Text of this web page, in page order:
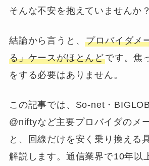
そんな不安を抱えていませんか？
結論から言うと、プロバイダメ
る」ケースがほとんどです。焦
をする必要はありません。
この記事では、So-net・
@niftyなど主要プロバイダのメ
と、回線だけを安く乗り換える
解説します。通信業界で10年以